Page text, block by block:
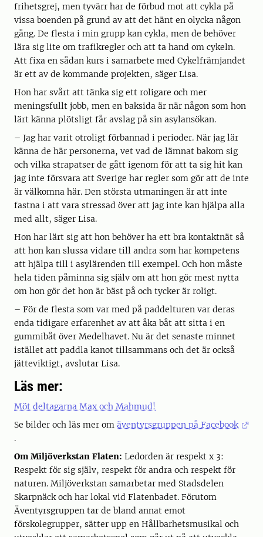
frihetsgrej, men tyvärr har de förbud mot att cykla på
vissa boenden på grund av att det hänt en olycka någon
gång. De flesta i min grupp kan cykla, men de behöver
lära sig lite om trafikregler och att ta hand om cykeln.
Att fixa en sådan kurs i samarbete med Cykelfrämjandet
är ett av de kommande projekten, säger Lisa.
Hon har svårt att tänka sig ett roligare och mer
meningsfullt jobb, men en baksida är när någon som hon
lärt känna plötsligt får avslag på sin asylansökan.
– Jag har varit otroligt förbannad i perioder. När jag lär
känna de här personerna, vet vad de lämnat bakom sig
och vilka strapatser de gått igenom för att ta sig hit kan
jag inte försvara att Sverige har regler som gör att de inte
är välkomna här. Den största utmaningen är att inte
fastna i att vara stressad över att jag inte kan hjälpa alla
med allt, säger Lisa.
Hon har lärt sig att hon behöver ha ett bra kontaktnät så
att hon kan slussa vidare till andra som har kompetens
att hjälpa till i asylärenden till exempel. Och hon måste
hela tiden påminna sig själv om att hon gör mest nytta
om hon gör det hon är bäst på och tycker är roligt.
– För de flesta som var med på paddelturen var deras
enda tidigare erfarenhet av att åka båt att sitta i en
gummibåt över Medelhavet. Nu är det senaste minnet
istället att paddla kanot tillsammans och det är också
jätteviktigt, avslutar Lisa.
Läs mer:
Möt deltagarna Max och Mahmud!
Se bilder och läs mer om äventyrsgruppen på Facebook
.
Om Miljöverkstan Flaten: Ledorden är respekt x 3:
Respekt för sig själv, respekt för andra och respekt för
naturen. Miljöverkstan samarbetar med Stadsdelen
Skarpnäck och har lokal vid Flatenbadet. Förutom
Äventyrsgruppen tar de bland annat emot
förskolegrupper, sätter upp en Hållbarhetsmusikal och